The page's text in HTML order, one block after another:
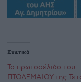
Σχετικά
Το πρωτοσέλιδο του
ΠΤΟΛΕΜΑΙΟΥ της